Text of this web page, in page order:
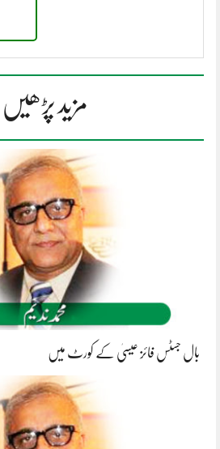
مزید پڑھیں
بال جسٹس فائز عیسیٰ کے کورٹ میں